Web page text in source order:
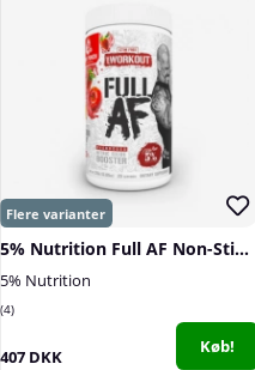
5% Nutrition Full AF Non-Stim Pre-Workout, 370 g
5% Nutrition
4
407 DKK Køb!